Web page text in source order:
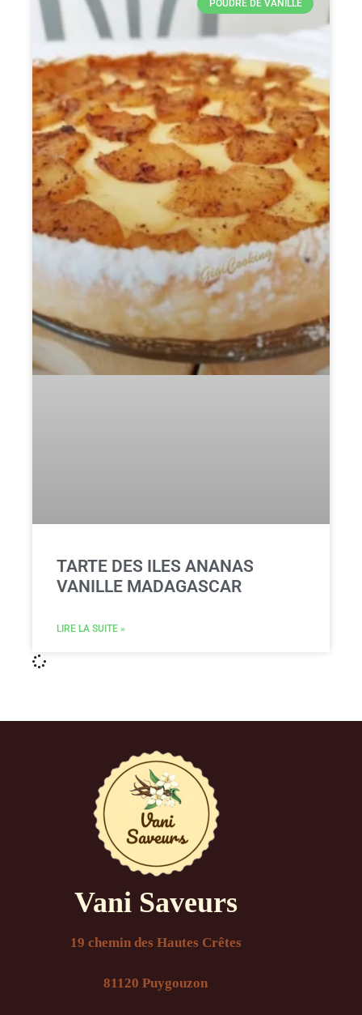
POUDRE DE VANILLE
TARTE DES ILES ANANAS
VANILLE MADAGASCAR
LIRE LA SUITE »
Vani Saveurs
19 chemin des Hautes Crêtes
81120 Puygouzon